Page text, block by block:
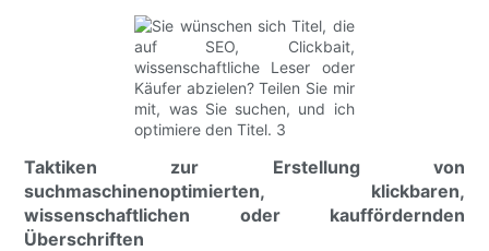
Taktiken zur Erstellung von
suchmaschinenoptimierten, klickbaren,
wissenschaftlichen oder kauffördernden
Überschriften